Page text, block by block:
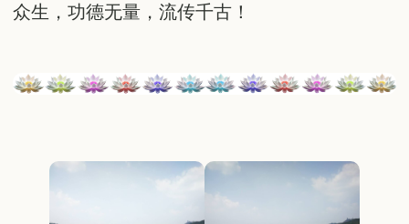
众生，功德无量，流传千古！